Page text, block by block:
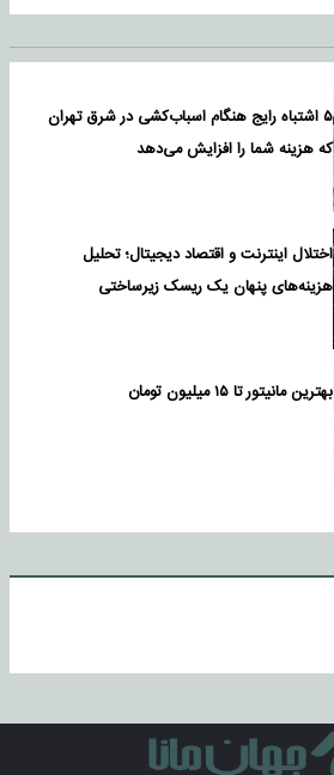
۵ اشتباه رایج هنگام اسباب‌کشی در شرق تهران
که هزینه شما را افزایش می‌دهد
اختلال اینترنت و اقتصاد دیجیتال؛ تحلیل
هزینه‌های پنهان یک ریسک زیرساختی
بهترین مانیتور تا ۱۵ میلیون تومان